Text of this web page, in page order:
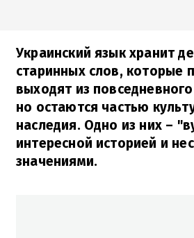
Украинский язык хранит
старинных слов, которые
выходят из
но остаются частью
наследия. Одно из них –
интересной историей и
значениями.